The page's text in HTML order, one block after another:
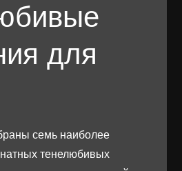
для
семь наиболее
тенелюбивых